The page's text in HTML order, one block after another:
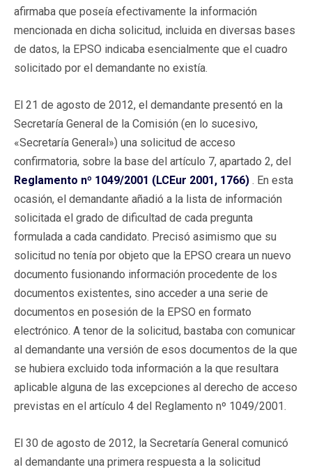
afirmaba que poseía efectivamente la información
mencionada en dicha solicitud, incluida en diversas bases
de datos, la EPSO indicaba esencialmente que el cuadro
solicitado por el demandante no existía.
El 21 de agosto de 2012, el demandante presentó en la
Secretaría General de la Comisión (en lo sucesivo,
«Secretaría General») una solicitud de acceso
confirmatoria, sobre la base del artículo 7, apartado 2, del
Reglamento nº 1049/2001 (LCEur 2001, 1766) . En esta
ocasión, el demandante añadió a la lista de información
solicitada el grado de dificultad de cada pregunta
formulada a cada candidato. Precisó asimismo que su
solicitud no tenía por objeto que la EPSO creara un nuevo
documento fusionando información procedente de los
documentos existentes, sino acceder a una serie de
documentos en posesión de la EPSO en formato
electrónico. A tenor de la solicitud, bastaba con comunicar
al demandante una versión de esos documentos de la que
se hubiera excluido toda información a la que resultara
aplicable alguna de las excepciones al derecho de acceso
previstas en el artículo 4 del Reglamento nº 1049/2001.
El 30 de agosto de 2012, la Secretaría General comunicó
al demandante una primera respuesta a la solicitud